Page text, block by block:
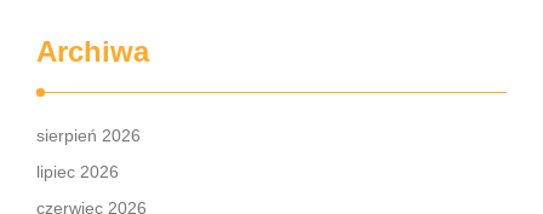
Archiwa
sierpień 2026
lipiec 2026
czerwiec 2026